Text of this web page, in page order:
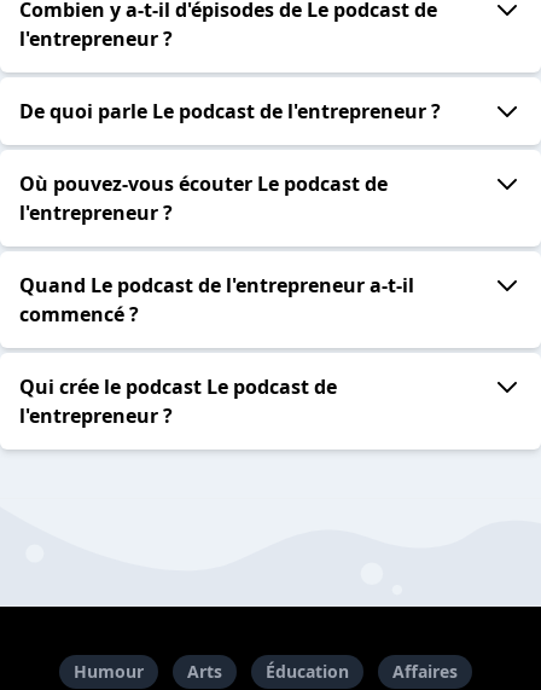
Combien y a-t-il d'épisodes de Le podcast de
l'entrepreneur ?
De quoi parle Le podcast de l'entrepreneur ?
Où pouvez-vous écouter Le podcast de
l'entrepreneur ?
Quand Le podcast de l'entrepreneur a-t-il
commencé ?
Qui crée le podcast Le podcast de
l'entrepreneur ?
Humour Arts Éducation
Affaires